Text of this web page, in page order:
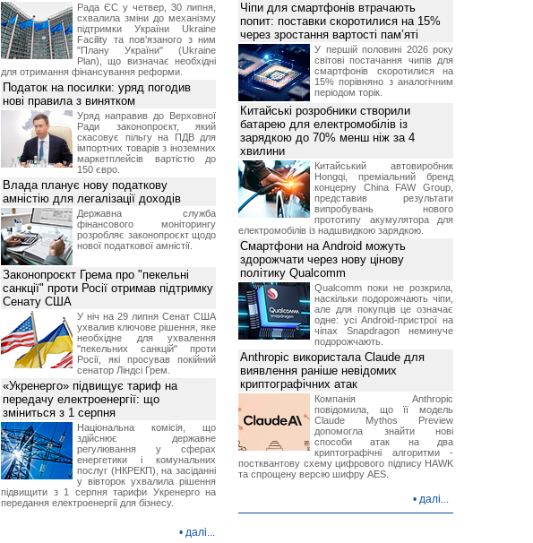
Рада ЄС у четвер, 30 липня,
схвалила зміни до механізму
підтримки України Ukraine
Facility та пов'язаного з ним
"Плану України" (Ukraine
Plan), що визначає необхідні
для отримання фінансування реформи.
Податок на посилки: уряд погодив
нові правила з винятком
Уряд направив до Верховної
Ради законопроєкт, який
скасовує пільгу на ПДВ для
імпортних товарів з іноземних
маркетплейсів вартістю до
150 євро.
Влада планує нову податкову
амністію для легалізації доходів
Державна служба
фінансового моніторингу
розробляє законопроєкт щодо
нової податкової амністії.
Законопроєкт Грема про "пекельні
санкції" проти Росії отримав підтримку
Сенату США
У ніч на 29 липня Сенат США
ухвалив ключове рішення, яке
необхідне для ухвалення
"пекельних санкцій" проти
Росії, які просував покійний
сенатор Ліндсі Грем.
«Укренерго» підвищує тариф на
передачу електроенергії: що
зміниться з 1 серпня
Національна комісія, що
здійснює державне
регулювання у сферах
енергетики і комунальних
послуг (НКРЕКП), на засіданні
у вівторок ухвалила рішення
підвищити з 1 серпня тарифи Укренерго на
передання електроенергії для бізнесу.
• далі...
Чіпи для смартфонів втрачають
попит: поставки скоротилися на 15%
через зростання вартості пам’яті
У першій половині 2026 року
світові постачання чипів для
смартфонів скоротилися на
15% порівняно з аналогічним
періодом торік.
Китайські розробники створили
батарею для електромобілів із
зарядкою до 70% менш ніж за 4
хвилини
Китайський автовиробник
Hongqi, преміальний бренд
концерну China FAW Group,
представив результати
випробувань нового
прототипу акумулятора для
електромобілів із надшвидкою зарядкою.
Смартфони на Android можуть
здорожчати через нову цінову
політику Qualcomm
Qualcomm поки не розкрила,
наскільки подорожчають чіпи,
але для покупців це означає
одне: усі Android-пристрої на
чіпах Snapdragon неминуче
подорожчають.
Anthropic використала Claude для
виявлення раніше невідомих
криптографічних атак
Компанія Anthropic
повідомила, що її модель
Claude Mythos Preview
допомогла знайти нові
способи атак на два
криптографічні алгоритми -
постквантову схему цифрового підпису HAWK
та спрощену версію шифру AES.
• далі...